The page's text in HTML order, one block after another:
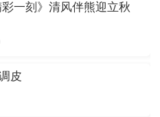
彩一刻》清风伴熊迎立秋
皮